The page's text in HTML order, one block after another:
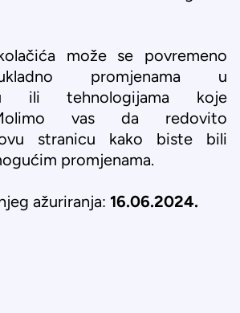
može se povremeno
promjenama u
ili tehnologijama koje
vas da redovito
stranicu kako biste bili
promjenama.
ažuriranja: 16.06.2024.